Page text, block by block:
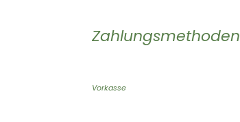
Zahlungsmethoden
Vorkasse